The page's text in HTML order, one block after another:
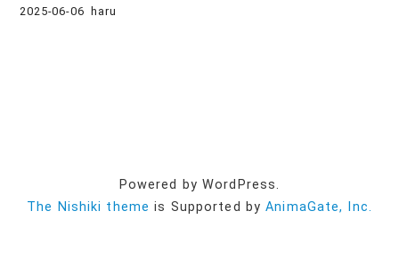
2025-06-06 haru
Powered by WordPress.
The Nishiki theme is Supported byAnimaGate, Inc.